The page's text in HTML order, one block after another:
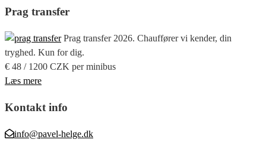
Prag transfer
Prag transfer 2026. Chauffører vi kender, din
tryghed. Kun for dig.
€ 48 / 1200 CZK per minibus
Læs mere
Kontakt info
info@pavel-helge.dk